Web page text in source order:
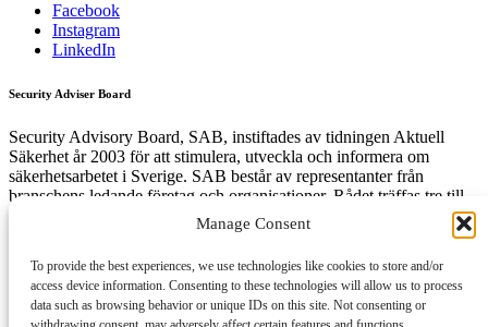
Manage Consent
To provide the best experiences, we use technologies like cookies to store and/or
access device information. Consenting to these technologies will allow us to process
data such as browsing behavior or unique IDs on this site. Not consenting or
Facebook
Instagram
LinkedIn
Security Adviser Board
Security Advisory Board, SAB, instiftades av tidningen Aktuell
Säkerhet år 2003 för att stimulera, utveckla och informera om
säkerhetsarbetet i Sverige. SAB består av representanter från
branschens ledande företag och organisationer. Rådet träffas tre till
fyra gånger per år och diskuterar aktuella säkerhetsfrågor.
Få den senaste säkerhetsinformationen först